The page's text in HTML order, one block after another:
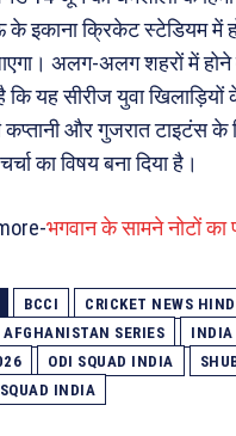
इकाना क्रिकेट स्टेडियम में
अलग-अलग शहरों में
कि यह सीरीज युवा
कप्तानी और गुजरात टाइटंस के
का विषय बना दिया है।
भगवान के सामने नोटों का
BCCI CRICKET NEWS
SERIES
INDIA
ODI SQUAD INDIA
INDIA